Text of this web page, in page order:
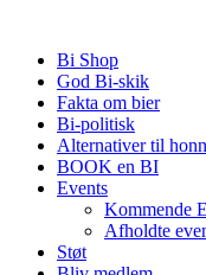
indholdBi Shop
God Bi-skik
Fakta om bier
Bi-politisk
Alternativer til
BOOK en BI
Events
Kommende
Afholdte
Støt